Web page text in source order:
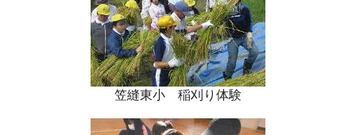
笠縫東小 稲刈り体験